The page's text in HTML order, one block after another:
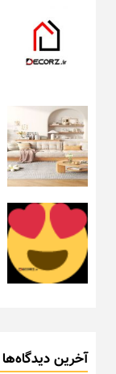
آخرین دیدگاه‌ها